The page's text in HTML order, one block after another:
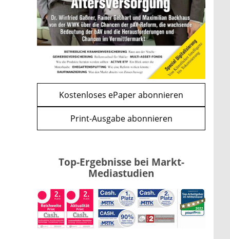
WEITERE ARTIKEL
zurückweiter
und CLARITY Act geben die
Richtung vor
mehr
Kostenloses ePaper abonnieren
Print-Ausgabe abonnieren
Top-Ergebnisse bei Markt-
Mediastudien